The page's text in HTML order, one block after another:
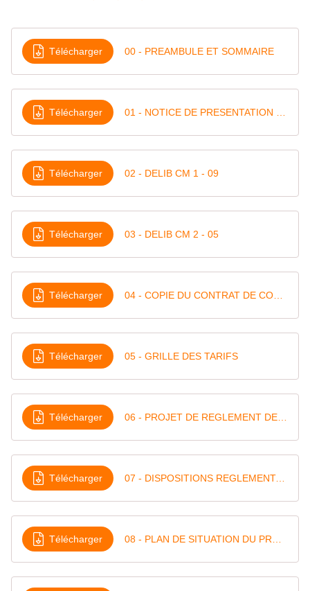
Télécharger 00 - PREAMBULE ET SOMMAIRE
Télécharger
Télécharger 02 - DELIB CM 1 - 09
Télécharger 03 - DELIB CM 2 - 05
Télécharger
Télécharger 05 - GRILLE DES TARIFS
Télécharger
Télécharger 07 - DISPOSITIONS REGLEMENTAIRES ET CONTROLES
Télécharger